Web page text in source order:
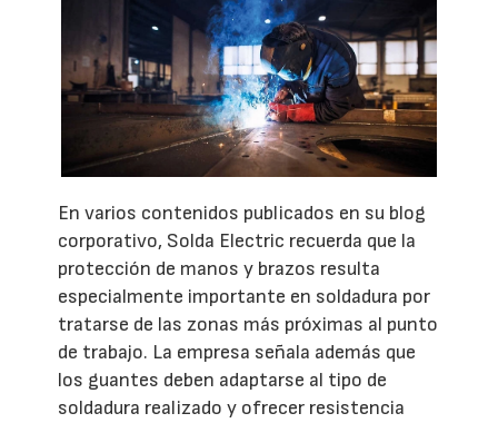
En varios contenidos publicados en su blog
corporativo, Solda Electric recuerda que la
protección de manos y brazos resulta
especialmente importante en soldadura por
tratarse de las zonas más próximas al punto
de trabajo. La empresa señala además que
los guantes deben adaptarse al tipo de
soldadura realizado y ofrecer resistencia